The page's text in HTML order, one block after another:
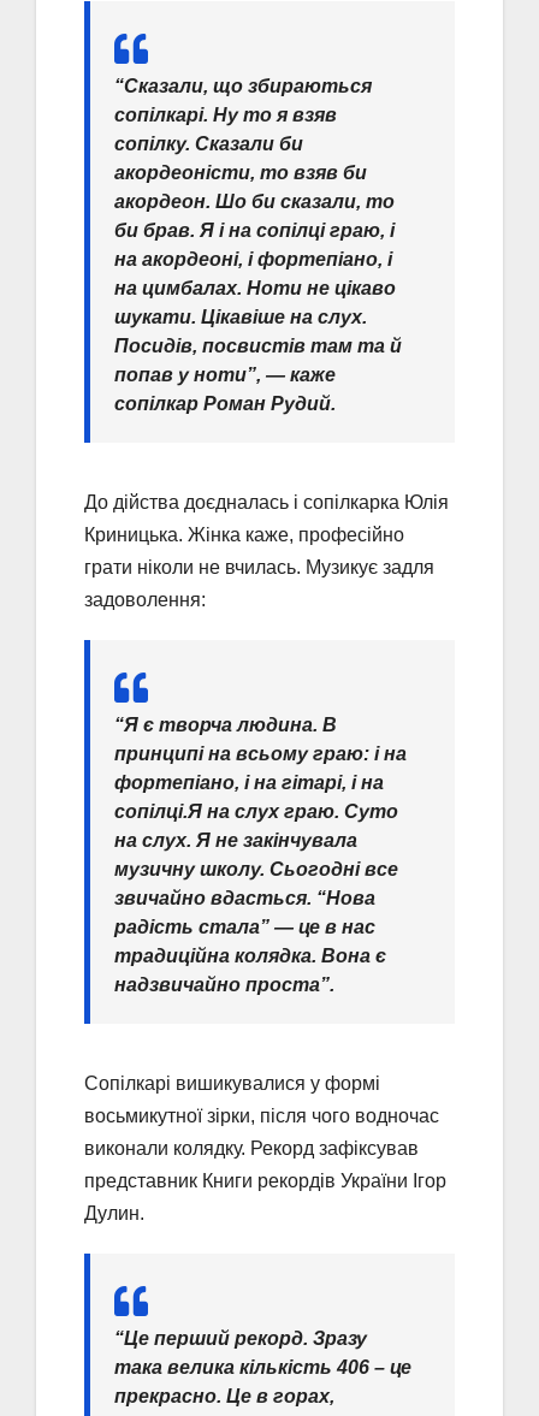
“Сказали, що збираються
сопілкарі. Ну то я взяв
сопілку. Сказали би
акордеоністи, то взяв би
акордеон. Шо би сказали, то
би брав. Я і на сопілці граю, і
на акордеоні, і фортепіано, і
на цимбалах. Ноти не цікаво
шукати. Цікавіше на слух.
Посидів, посвистів там та й
попав у ноти”, — каже
сопілкар Роман Рудий.
До дійства доєдналась і сопілкарка Юлія
Криницька. Жінка каже, професійно
грати ніколи не вчилась. Музикує задля
задоволення:
“Я є творча людина. В
принципі на всьому граю: і на
фортепіано, і на гітарі, і на
сопілці.Я на слух граю. Суто
на слух. Я не закінчувала
музичну школу. Сьогодні все
звичайно вдасться. “Нова
радість стала” — це в нас
традиційна колядка. Вона є
надзвичайно проста”.
Сопілкарі вишикувалися у формі
восьмикутної зірки, після чого водночас
виконали колядку. Рекорд зафіксував
представник Книги рекордів України Ігор
Дулин.
“Це перший рекорд. Зразу
така велика кількість 406 – це
прекрасно. Це в горах,